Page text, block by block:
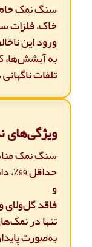
سنگ نمک
خاک، فلزات
ورود این
به
تلفات
سنگ نمک
و
فاقد
تنها در
به‌صورت